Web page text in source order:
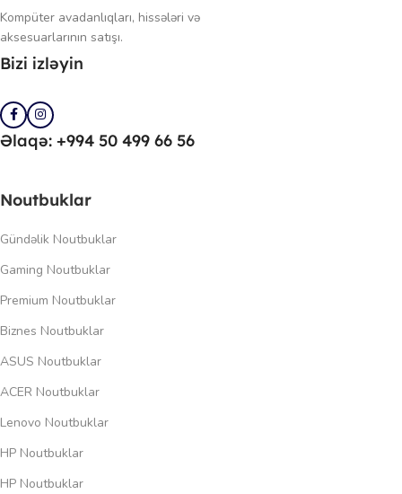
Kompüter avadanlıqları, hissələri və
aksesuarlarının satışı.
Bizi izləyin
Əlaqə: +994 50 499 66 56
Noutbuklar
Gündəlik Noutbuklar
Gaming Noutbuklar
Premium Noutbuklar
Biznes Noutbuklar
ASUS Noutbuklar
ACER Noutbuklar
Lenovo Noutbuklar
HP Noutbuklar
HP Noutbuklar